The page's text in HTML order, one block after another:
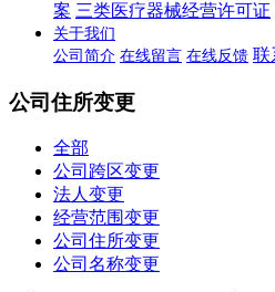
案 三类医疗器械经营许可证
关于我们
公司简介 在线留言 在线反馈 联
公司住所变更
全部
公司跨区变更
法人变更
经营范围变更
公司住所变更
公司名称变更